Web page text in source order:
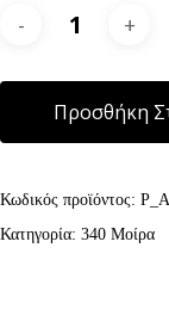
Προσθήκη
Κωδικός προϊόντος:
Κατηγορία: 340 Μοίρα